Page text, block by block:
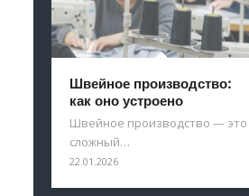
Швейное производство:
как оно устроено
Швейное производство — это
сложный…
22.01.2026